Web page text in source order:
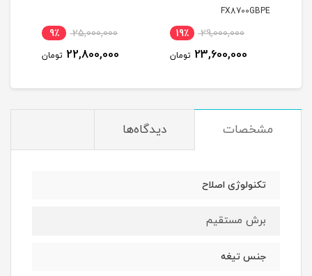
FX8700GBPE
29,000,000 19٪
23,600,000 تومان
25,000,000 9٪
22,800,000 تومان
مشخصات دیدگاه‌ها
تکنولوژی اصلاح
برش مستقیم
جنس تیغه